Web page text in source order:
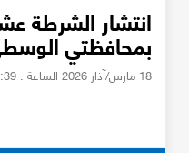
انتشار الشرطة
بمحافظتي
18 مارس/آذار 2026 الساعة . 09:39 م